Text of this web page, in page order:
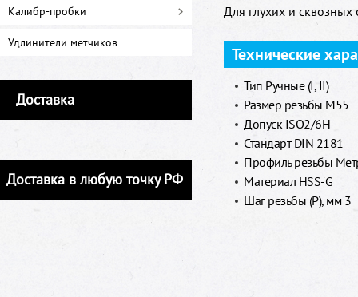
Калибр-пробки
Удлинители метчиков
Доставка
Доставка в любую точку РФ
Для глухих и сквозных
Технические
Тип Ручные (I, II)
Размер резьбы M55
Допуск ISO2/6H
Стандарт DIN 2181
Профиль резьбы
Материал HSS-G
Шаг резьбы (P), мм 3